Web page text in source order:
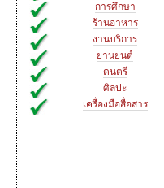
การศึกษา
ร้านอาหาร
งานบริการ
ยานยนต์
ดนตรี
ศิลปะ
เครื่องมือสื่อสาร